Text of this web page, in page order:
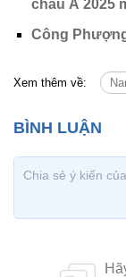
châu Á 2025
Công
Xem thêm về: